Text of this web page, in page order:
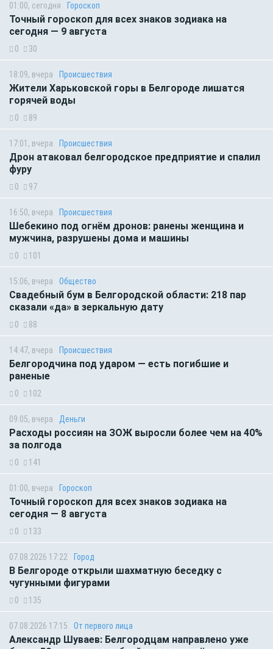
01:00, сегодня Гороскоп
Точный гороскоп для всех знаков зодиака на
сегодня — 9 августа
0 30
18:09, вчера Происшествия
Жители Харьковской горы в Белгороде лишатся
горячей воды
0 89
17:01, вчера Происшествия
Дрон атаковал белгородское предприятие и спалил
фуру
0 97
16:50, вчера Происшествия
Шебекино под огнём дронов: ранены женщина и
мужчина, разрушены дома и машины
0 101
15:06, вчера Общество
Свадебный бум в Белгородской области: 218 пар
сказали «да» в зеркальную дату
0 88
14:47, вчера Происшествия
Белгородчина под ударом — есть погибшие и
раненые
0 102
09:05, вчера Деньги
Расходы россиян на ЗОЖ выросли более чем на 40%
за полгода
0 141
01:00, вчера Гороскоп
Точный гороскоп для всех знаков зодиака на
сегодня — 8 августа
0 133
07.08.2026 17:22 Город
В Белгороде открыли шахматную беседку с
чугунными фигурами
0 135
07.08.2026 17:15 От первого лица
Александр Шуваев: Белгородцам направлено уже